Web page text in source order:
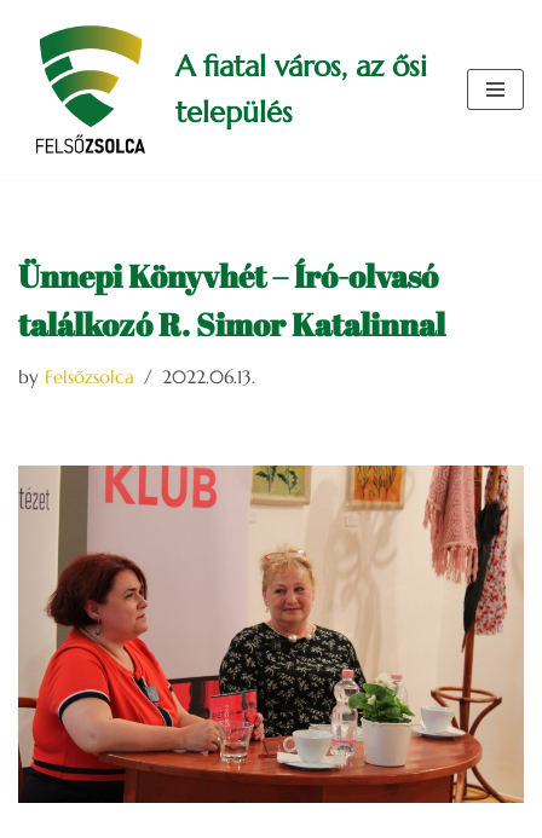
Skip
content
A fiatal város, az ősi
település
Ünnepi Könyvhét – Író-olvasó
találkozó R. Simor Katalinnal
by Felsőzsolca 2022.06.13.